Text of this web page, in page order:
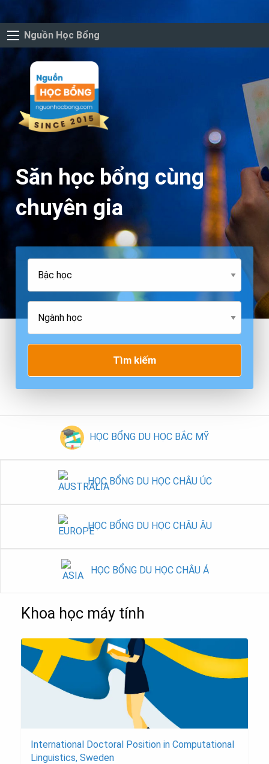
Nguồn Học Bổng
Săn học bổng cùng
chuyên gia
Tìm kiếm
HỌC BỔNG DU HỌC BẮC MỸ
HỌC BỔNG DU HỌC CHÂU ÚC
HỌC BỔNG DU HỌC CHÂU ÂU
HỌC BỔNG DU HỌC CHÂU Á
Khoa học máy tính
International Doctoral Position in Computational
Linguistics, Sweden